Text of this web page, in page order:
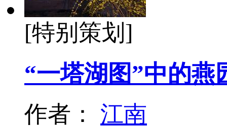
[特别策划]
“一塔湖图”中的燕
作者： 江南